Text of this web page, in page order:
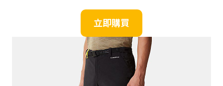
立即購買